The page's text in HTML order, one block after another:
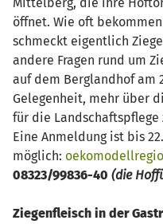
öffnet. Wie oft
schmeckt eigentlich
andere Fragen rund um
auf dem Berglandhof am
Gelegenheit, mehr über
für die Landschaftspflege
Eine Anmeldung ist bis
möglich:
08323/99836-40 (die
Ziegenfleisch in der